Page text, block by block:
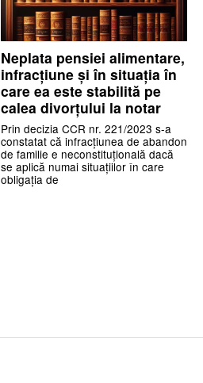
Neplata pensiei alimentare,
infracțiune și în situația în
care ea este stabilită pe
calea divorțului la notar
Prin decizia CCR nr. 221/2023 s-a
constatat că infracțiunea de abandon
de familie e neconstituțională dacă
se aplică numai situațiilor în care
obligația de